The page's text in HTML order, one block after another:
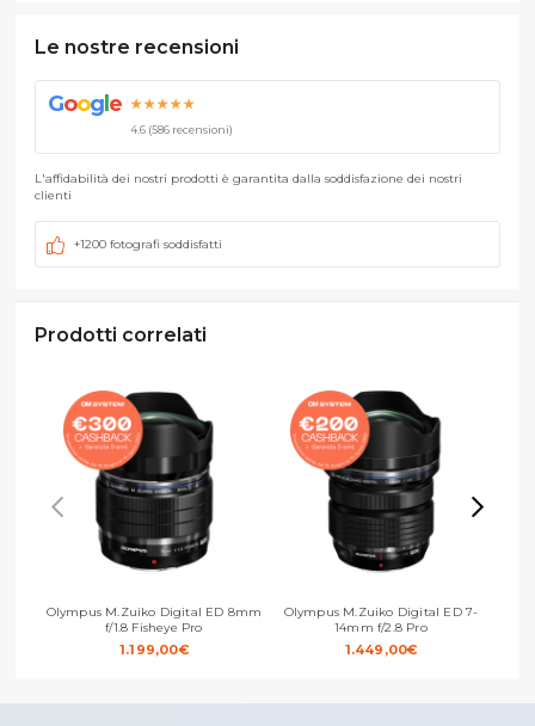
Le nostre recensioni
Goog e ★★★★★
4.6 (586 recensioni)
L'affidabilità dei nostri prodotti è garantita dalla soddisfazione dei nostri
clienti
+1200 fotografi soddisfatti
Prodotti correlati
Olympus M.Zuiko Digital ED 8mm
f/1.8 Fisheye Pro
1.199,00€
Olympus M.Zuiko Digital ED 7-
14mm f/2.8 Pro
1.449,00€